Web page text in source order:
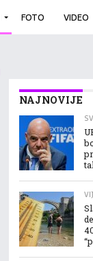
FOTO VIDEO
NAJNOVIJE